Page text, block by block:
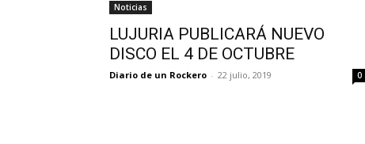
Noticias
LUJURIA PUBLICARÁ NUEVO
DISCO EL 4 DE OCTUBRE
Diario de un Rockero - 22 julio, 2019 0